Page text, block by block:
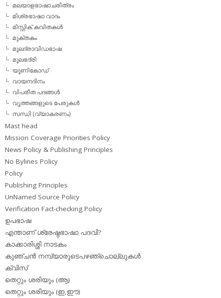
മലയാളഭാഷാചരിത്രം
മിശ്രഭാഷാ വാദം
മിസ്റ്റിക് കവിതകള്‍
മുക്തകം
മൂലദ്രാവിഡഭാഷ
മൂലഭദ്രി
യൂണികോഡ്
വായനദിനം
വിപരീത പദങ്ങള്‍
വൃത്തങ്ങളുടെ പേരുകള്‍
സന്ധി (വ്യാകരണം)
Mast head
Mission Coverage Priorities Policy
News Policy & Publishing Principles
No Bylines Policy
Policy
Publishing Principles
UnNamed Source Policy
Verification Fact-checking Policy
ഉപഭാഷ
എന്താണ് ശ്രേഷ്ഠഭാഷാ പദവി?
കാക്കാരിശ്ശി നാടകം
കുഞ്ചന്‍ നമ്പ്യാരുടെപഴഞ്ചൊല്ലുകള്‍
ക്വിസ്
തെറ്റും ശരിയും (ആ)
തെറ്റും ശരിയും (ഇ,ഈ)